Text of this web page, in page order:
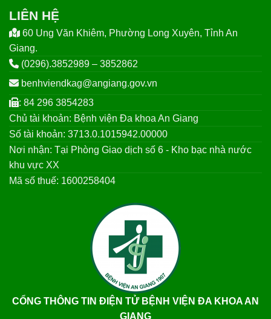
LIÊN HỆ
60 Ung Văn Khiêm, Phường Long Xuyên, Tỉnh An
Giang.
(0296).3852989 – 3852862
benhviendkag@angiang.gov.vn
: 84 296 3854283
Chủ tài khoản: Bệnh viện Đa khoa An Giang
Số tài khoản: 3713.0.1015942.00000
Nơi nhận: Tại Phòng Giao dịch số 6 - Kho bạc nhà nước
khu vực XX
Mã số thuế: 1600258404
CỔNG THÔNG TIN ĐIỆN TỬ BỆNH VIỆN ĐA KHOA AN
GIANG